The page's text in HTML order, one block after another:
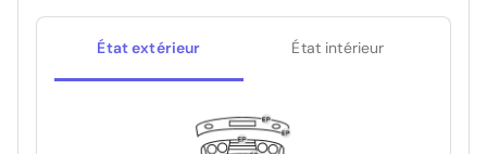
État extérieur État intérieur